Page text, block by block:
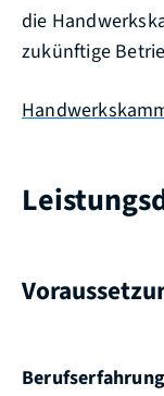
die
zukünftige
Berufserfahrung